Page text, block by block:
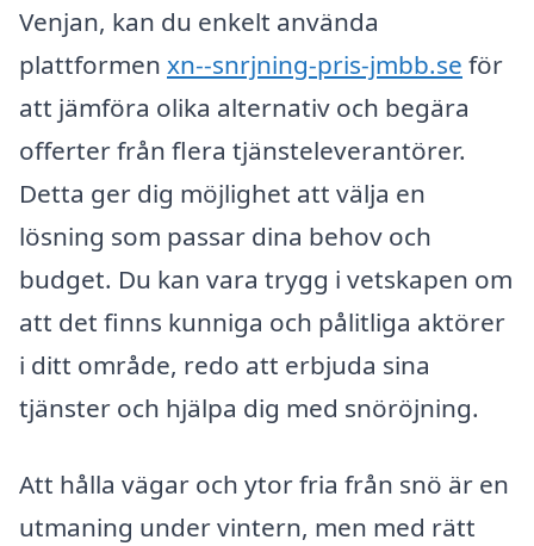
Venjan, kan du enkelt använda
plattformen xn--snrjning-pris-jmbb.se för
att jämföra olika alternativ och begära
offerter från flera tjänsteleverantörer.
Detta ger dig möjlighet att välja en
lösning som passar dina behov och
budget. Du kan vara trygg i vetskapen om
att det finns kunniga och pålitliga aktörer
i ditt område, redo att erbjuda sina
tjänster och hjälpa dig med snöröjning.
Att hålla vägar och ytor fria från snö är en
utmaning under vintern, men med rätt